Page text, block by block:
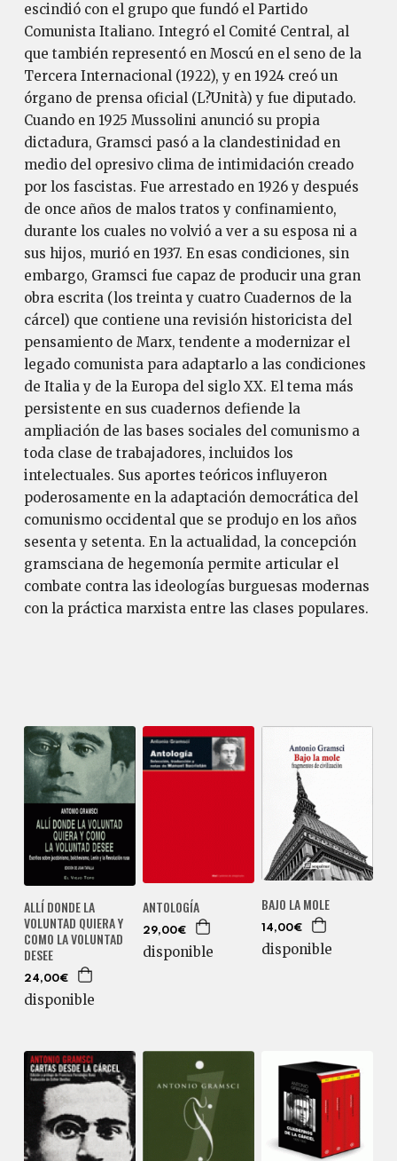
escindió con el grupo que fundó el Partido
Comunista Italiano. Integró el Comité Central, al
que también representó en Moscú en el seno de la
Tercera Internacional (1922), y en 1924 creó un
órgano de prensa oficial (L?Unità) y fue diputado.
Cuando en 1925 Mussolini anunció su propia
dictadura, Gramsci pasó a la clandestinidad en
medio del opresivo clima de intimidación creado
por los fascistas. Fue arrestado en 1926 y después
de once años de malos tratos y confinamiento,
durante los cuales no volvió a ver a su esposa ni a
sus hijos, murió en 1937. En esas condiciones, sin
embargo, Gramsci fue capaz de producir una gran
obra escrita (los treinta y cuatro Cuadernos de la
cárcel) que contiene una revisión historicista del
pensamiento de Marx, tendente a modernizar el
legado comunista para adaptarlo a las condiciones
de Italia y de la Europa del siglo XX. El tema más
persistente en sus cuadernos defiende la
ampliación de las bases sociales del comunismo a
toda clase de trabajadores, incluidos los
intelectuales. Sus aportes teóricos influyeron
poderosamente en la adaptación democrática del
comunismo occidental que se produjo en los años
sesenta y setenta. En la actualidad, la concepción
gramsciana de hegemonía permite articular el
combate contra las ideologías burguesas modernas
con la práctica marxista entre las clases populares.
ALLÍ DONDE LA
VOLUNTAD QUIERA Y
COMO LA VOLUNTAD
DESEE
24,00€
disponible
ANTOLOGÍA
29,00€
disponible
BAJO LA MOLE
14,00€
disponible